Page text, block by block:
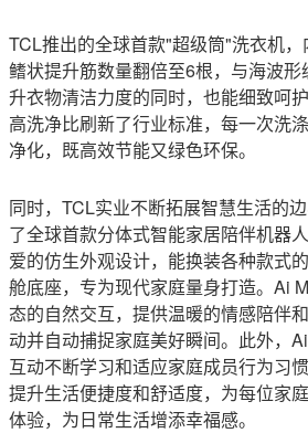
TCL推出的全球首款"超级筒"洗衣机
鳍状提升筋数量翻倍至6根，与海波
升衣物清洁力度的同时，也能细致呵
高洗净比刷新了行业标准，每一次洗
净化，既高效节能又绿色环保。
同时，TCL实业不断拓展智慧生活的
了全球首款分体式智能家居陪伴机器
爱的仿生外观设计，能换装各种款式
舱底座，专为现代家庭量身打造。Ai
态的自然交互，提供温暖的情感陪伴
动并自动捕捉家庭美好瞬间。此外，
互动不断学习和适应家庭成员行为习
提升生活便捷度和舒适度，为每位家
体验，为日常生活增添幸福感。